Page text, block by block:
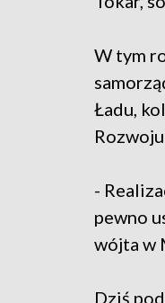
W tym
Ładu,
-
pewno
wójta w
Dziś